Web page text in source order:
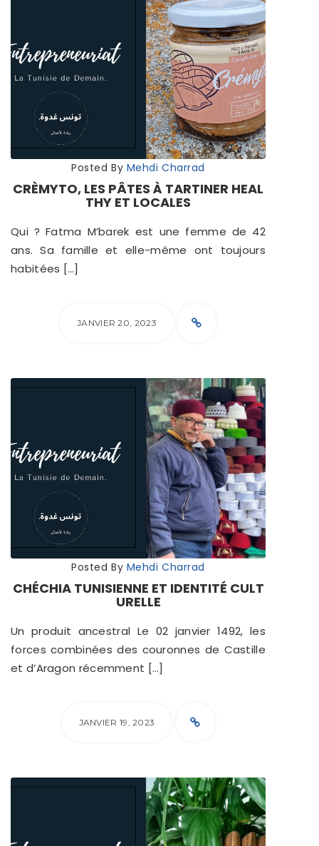
Posted By Mehdi Charrad
CRÈMYTO, LES PÂTES À TARTINER HEAL
THY ET LOCALES
Qui ? Fatma M’barek est une femme de 42
ans. Sa famille et elle-même ont toujours
habitées […]
JANVIER 20, 2023
Posted By Mehdi Charrad
CHÉCHIA TUNISIENNE ET IDENTITÉ CULT
URELLE
Un produit ancestral Le 02 janvier 1492, les
forces combinées des couronnes de Castille
et d’Aragon récemment […]
JANVIER 19, 2023